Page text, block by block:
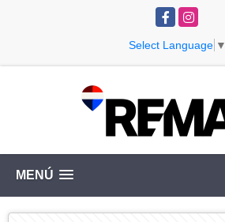
FacebookInstagram
Select Language ▼
MENÚ